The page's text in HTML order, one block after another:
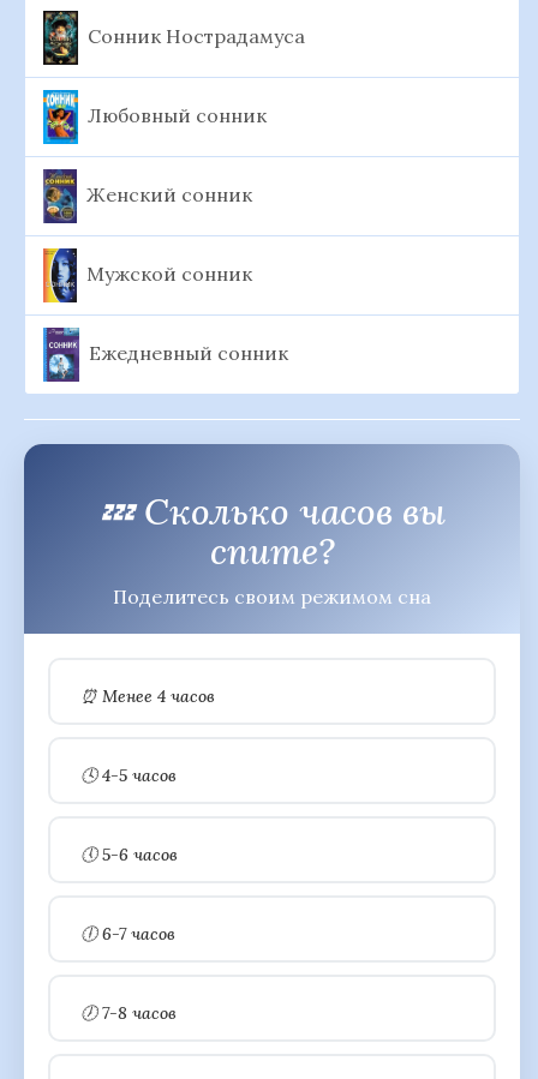
Сонник Нострадамуса
Любовный сонник
Женский сонник
Мужской сонник
Ежедневный сонник
💤 Сколько часов вы
спите?
Поделитесь своим режимом сна
⏰ Менее 4 часов
🕓 4-5 часов
🕔 5-6 часов
🕕 6-7 часов
🕖 7-8 часов